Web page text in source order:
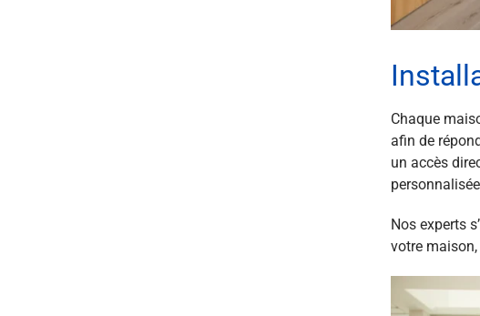
Chaque
afin de
un accès
Nos experts
votre